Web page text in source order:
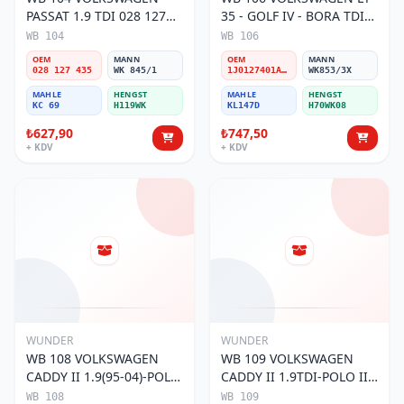
PASSAT 1.9 TDI 028 127
435 Yakıt/Mazot Filtresi
WB 104
OEM
028 127 435
MANN
WK 845/1
MAHLE
KC 69
HENGST
H119WK
₺627,90
+ KDV
35 - GOLF IV - BORA TDI
1J0 127 401 Yakıt/Mazot
Filtresi
WB 106
OEM
1J0127401A/2D0127399/1J0127399A
MANN
WK853/3X
MAHLE
KL147D
HENGST
H70WK08
₺747,50
+ KDV
WUNDER
WB 108 VOLKSWAGEN
CADDY II 1.9(95-04)-POLO
III 1.9TDI 6N0 127 401 C
WB 108
WUNDER
WB 109 VOLKSWAGEN
CADDY II 1.9TDI-POLO III
1.9TDI 6K0 127 401 G
WB 109